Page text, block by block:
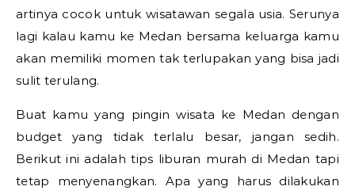
artinya cocok untuk wisatawan segala usia. Serunya
lagi kalau kamu ke Medan bersama keluarga kamu
akan memiliki momen tak terlupakan yang bisa jadi
sulit terulang.
Buat kamu yang pingin wisata ke Medan dengan
budget yang tidak terlalu besar, jangan sedih.
Berikut ini adalah tips liburan murah di Medan tapi
tetap menyenangkan. Apa yang harus dilakukan